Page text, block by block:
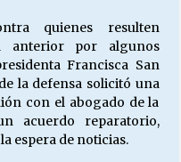
quienes resulten
anterior por algunos
Francisca San
la defensa solicitó una
con el abogado de la
acuerdo reparatorio,
espera de noticias.